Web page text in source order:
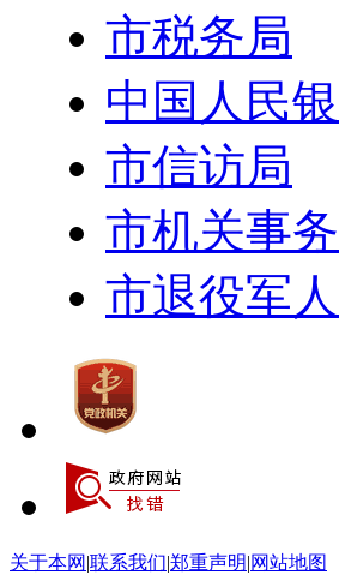
市税务局
中国人民
市信访局
市机关事
市退役军
关于本网 |联系我们|郑重声明|网站地图